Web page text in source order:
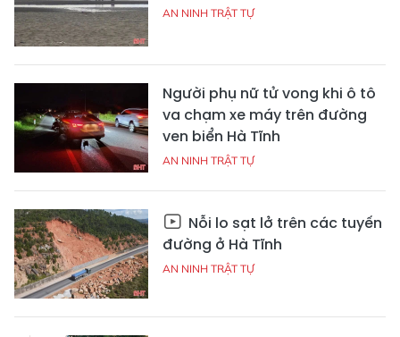
AN NINH TRẬT TỰ
Người phụ nữ tử vong khi ô tô
va chạm xe máy trên đường
ven biển Hà Tĩnh
AN NINH TRẬT TỰ
Nỗi lo sạt lở trên các tuyến
đường ở Hà Tĩnh
AN NINH TRẬT TỰ